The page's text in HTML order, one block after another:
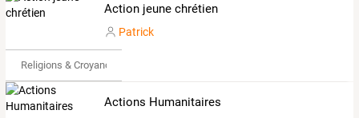
Action jeune chrétien
Patrick
Religions & Croyances
Actions Humanitaires